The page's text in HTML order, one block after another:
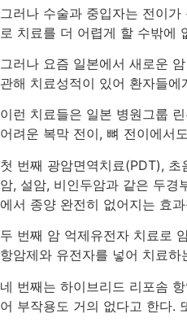
그러나 수술과 중입자는 전이
로 치료를 더 어렵게 할 수밖에
그러나 요즘 일본에서 새로운
관해 치료성적이 있어 환자들
이런 치료들은 일본 병원그룹
어려운 복막 전이, 뼈 전이에서
첫 번째 광암면역치료(PDT),
암, 설암, 비인두암과 같은 두경
에서 종양 완전히 없어지는 효
두 번째 암 억제유전자 치료로
항암제와 유전자를 넣어 치료
네 번째는 하이브리드 리포솜
어 부작용도 거의 없다고 한다.